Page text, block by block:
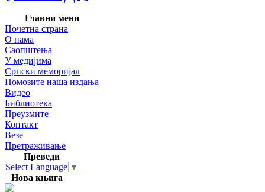
Главни мени
Почетна страна
О нама
Саопштења
У медијима
Српски меморијал
Помозите наша издања
Видео
Библиотека
Преузмите
Контакт
Везе
Претраживање
Преведи
Select Language ▼
Нова књига